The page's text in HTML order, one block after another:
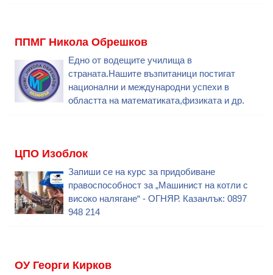
ППМГ Никола Обрешков
Едно от водещите училища в
страната.Нашите възпитаници постигат
национални и международни успехи в
областта на математиката,физиката и др.
ЦПО Изоблок
Запиши се на курс за придобиване
правоспособност за „Машинист на котли с
високо налягане“ - ОГНЯР. Казанлък: 0897
948 214
ОУ Георги Кирков